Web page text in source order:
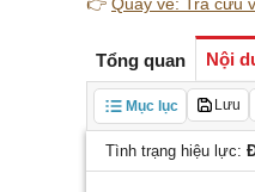
Tổng quan Nội
Mục lục Lưu
Tình trạng hiệu lực: